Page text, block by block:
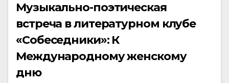
Музыкально-поэтическая
встреча в литературном клубе
«Собеседники»: К
Международному женскому
дню